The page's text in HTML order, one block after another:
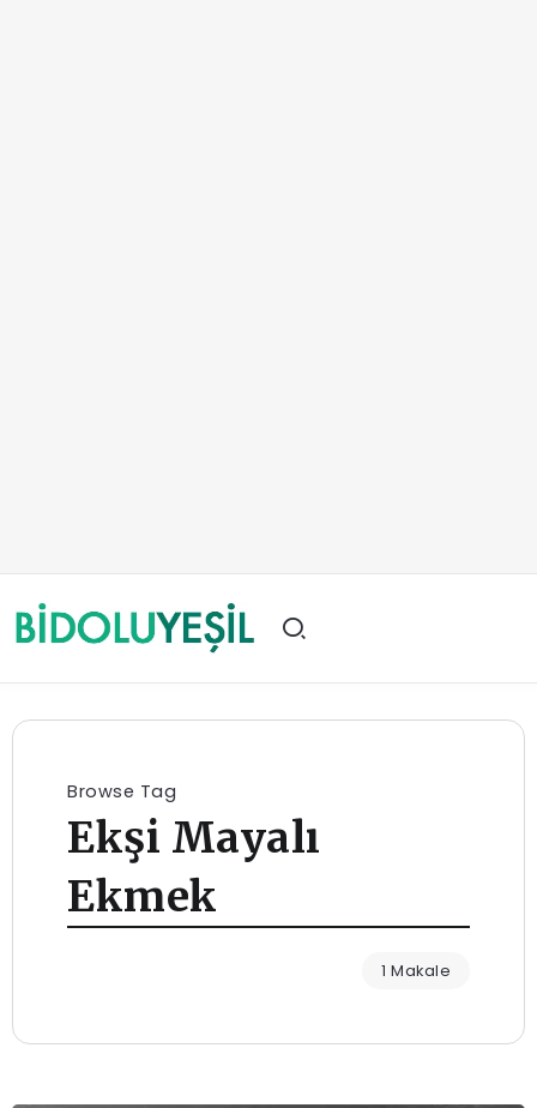
Browse Tag
Ekşi Mayalı
Ekmek
1 Makale